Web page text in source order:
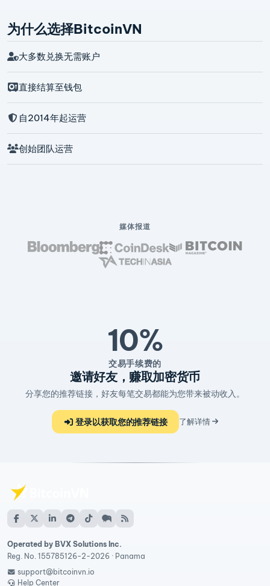
为什么选择BitcoinVN
大多数兑换无需账户
直接结算至钱包
自2014年起运营
创始团队运营
媒体报道
10%
交易手续费的
邀请好友，赚取加密货币
分享您的推荐链接，好友每笔交易都能为您带来被动收入。
登录以获取您的推荐链接 了解详情
Operated by BVX Solutions Inc.
Reg. No. 155785126-2-2026 · Panama
support@bitcoinvn.io
Help Center